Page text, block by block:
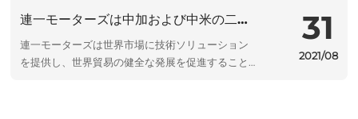
連一モーターズは中加および中米の二国
間貿易フォーラムに参加しました。
連一モーターズは世界市場に技術ソリューション
を提供し、世界貿易の健全な発展を促進すること
31
2021/08